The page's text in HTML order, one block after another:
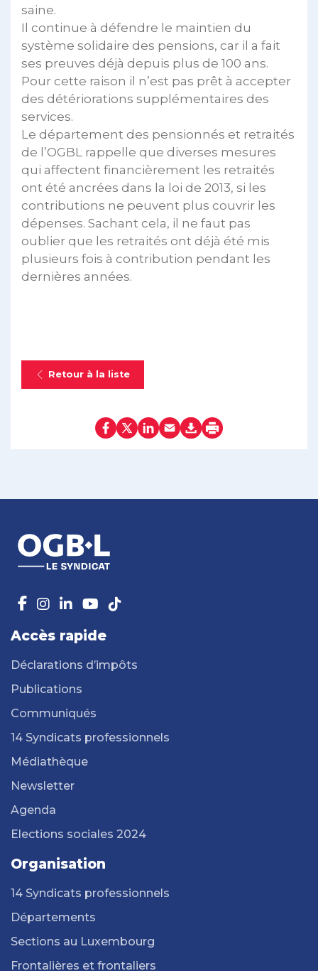
saine.
Il continue à défendre le maintien du
système solidaire des pensions, car il a fait
ses preuves déjà depuis plus de 100 ans.
Pour cette raison il n’est pas prêt à accepter
des détériorations supplémentaires des
services.
Le département des pensionnés et retraités
de l’OGBL rappelle que diverses mesures
qui affectent financièrement les retraités
ont été ancrées dans la loi de 2013, si les
contributions ne peuvent plus couvrir les
dépenses. Sachant cela, il ne faut pas
oublier que les retraités ont déjà été mis
plusieurs fois à contribution pendant les
dernières années.
Retour à la liste
Accès rapide
Déclarations d’impôts
Publications
Communiqués
14 Syndicats professionnels
Médiathèque
Newsletter
Agenda
Elections sociales 2024
Organisation
14 Syndicats professionnels
Départements
Sections au Luxembourg
Frontalières et frontaliers